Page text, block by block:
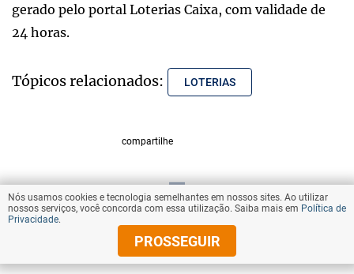
gerado pelo portal Loterias Caixa, com validade de
24 horas.
Tópicos relacionados: LOTERIAS
compartilhe
VOLTAR AO TOPO
© Copyright 2025 Diários Associados
Nós usamos cookies e tecnologia semelhantes em nossos sites. Ao utilizar
nossos serviços, você concorda com essa utilização. Saiba mais em Política de
Privacidade.
PROSSEGUIR